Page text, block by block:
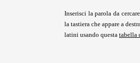
Inserisci la parola da
la tastiera che appare a
latini usando questa tabella